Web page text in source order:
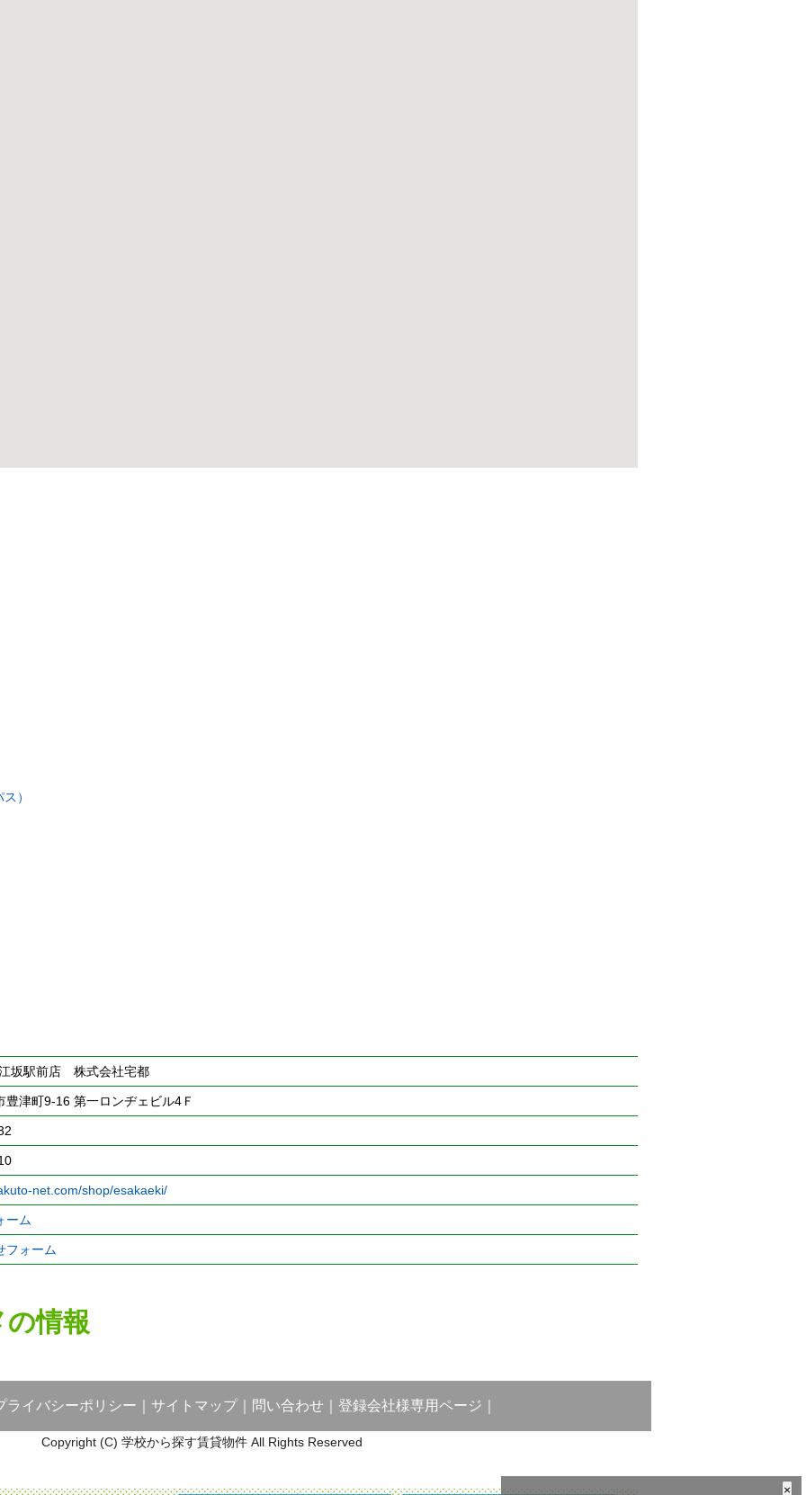
）
坂駅前店 株式会社宅都
豊津町9-16 第一ロンヂェビル4Ｆ
net.com/shop/esakaeki/
ーム
フォーム
情報
ライバシーポリシー サイトマップ｜ 問い合わせ 登録会社様専用ページ
Copyright (C) 学校から探す賃貸物件 All Rights Reserved